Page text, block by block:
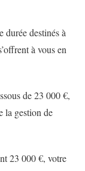
durée destinés à
à vous en
de 23 000 €,
la gestion de
23 000 €, votre